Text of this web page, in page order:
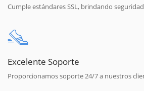
Cumple estándares SSL, brindando
Excelente Soporte
Proporcionamos soporte 24/7 a nuestros